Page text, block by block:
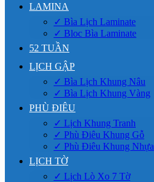
LAMINA
✓ Bìa Lịch Laminate
✓ Bloc Bìa Laminate
52 TUẦN
LỊCH GẬP
✓ Bìa Lịch Khung Nâu
✓ Bìa Lịch Khung Vàng
PHÙ ĐIÊU
✓ Lịch Khung Tranh
✓ Phù Điêu Khung Gỗ
✓ Phù Điêu Khung Nhựa
LỊCH TỜ
✓ Lịch Lò Xo 7 Tờ